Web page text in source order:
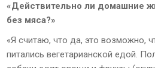
«Действительно ли домашние
без мяса?»
«Я считаю, что да, это возможно,
питались вегетарианской едой.